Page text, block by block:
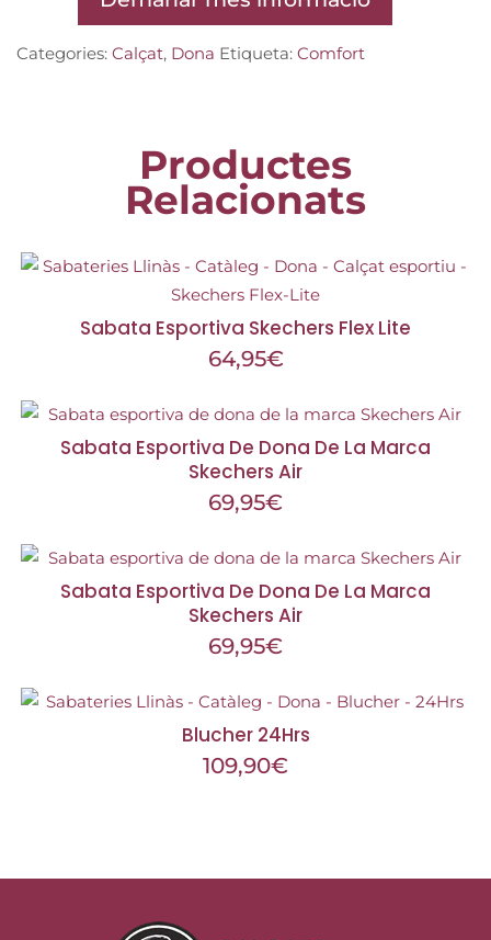
Categories: Calçat, Dona Etiqueta: Comfort
Productes
Relacionats
Sabata Esportiva Skechers Flex Lite
64,95€
Sabata Esportiva De Dona De La Marca
Skechers Air
69,95€
Sabata Esportiva De Dona De La Marca
Skechers Air
69,95€
Blucher 24Hrs
109,90€